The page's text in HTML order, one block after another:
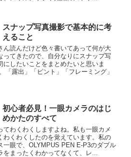
スナップ写真撮影で基本的に考
えること
ん読んだけど色々書いてあって何が大
ってきたので、自分なりにスナップ写
したいことをまとめたいと思いま
「露出」「ピント」「フレーミング」
初心者必見！一眼カメラのはじ
めかたのすべて
てわくわくしますよね。私も一眼カメ
わくわくしたのを覚えています。私の
一眼で、OLYMPUS PEN E-P3のダブル
まったくわかってなくて、レ...